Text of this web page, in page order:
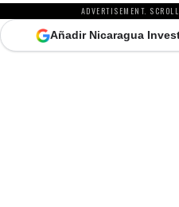
ADVERTISEMENT.
Añadir Nicaragua